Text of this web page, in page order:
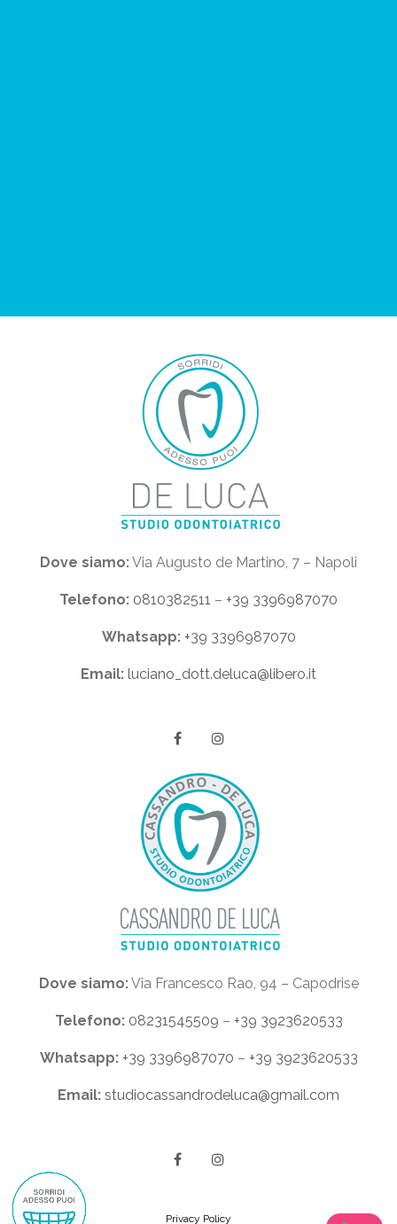
Dove siamo:Via Augusto de Martino, 7 – Napoli
Telefono: 0810382511 – +39 3396987070
Whatsapp: +39 3396987070
Email: luciano_dott.deluca@libero.it
Dove siamo:Via Francesco Rao, 94 – Capodrise
Telefono: 08231545509 – +39 3923620533
Whatsapp: +39 3396987070 – +39 3923620533
Email: studiocassandrodeluca@gmail.com
Privacy Policy